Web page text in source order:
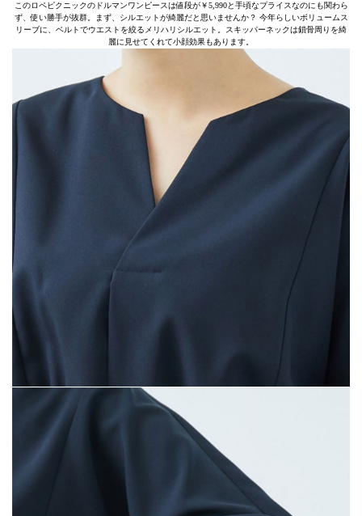
このロペピクニックのドルマンワンピースは値段が￥5,990と手頃なプライスなのにも関わら
ず、使い勝手が抜群。まず、シルエットが綺麗だと思いませんか？ 今年らしいボリュームス
リーブに、ベルトでウエストを絞るメリハリシルエット。スキッパーネックは鎖骨周りを綺
麗に見せてくれて小顔効果もあります。